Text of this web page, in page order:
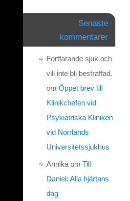
Senaste
kommentarer
Fortfarande sjuk och
vill inte bli bestraffad.
om Öppet brev till
Klinikchefen vid
Psykiatriska Kliniken
vid Norrlands
Universitetssjukhus
Annika om Till
Daniel: Alla hjärtans
dag